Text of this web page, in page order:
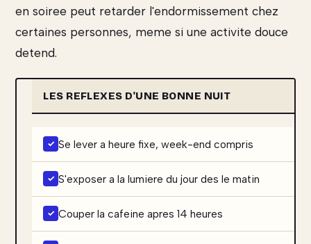
en soiree peut retarder l'endormissement chez
certaines personnes, meme si une activite douce
detend.
LES REFLEXES D'UNE BONNE NUIT
Se lever a heure fixe, week-end compris
S'exposer a la lumiere du jour des le matin
Couper la cafeine apres 14 heures